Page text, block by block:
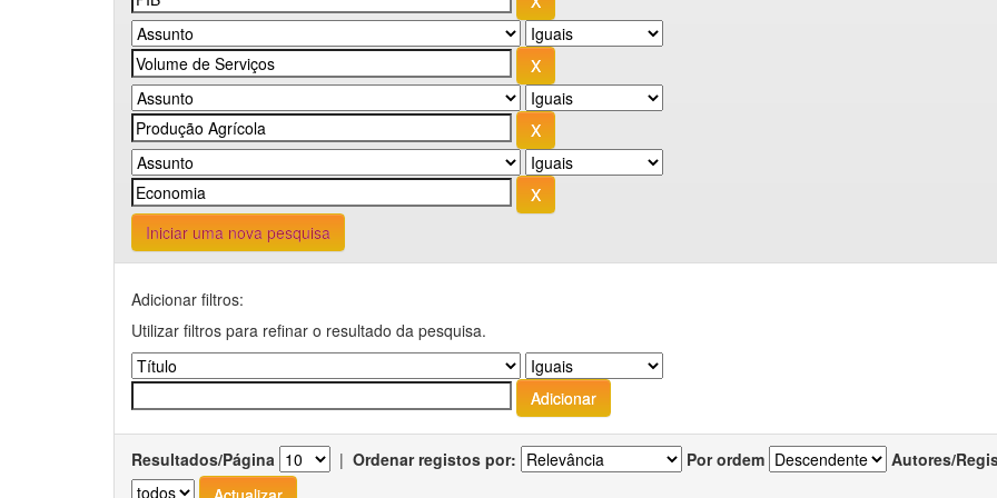
Iniciar uma nova pesquisa
Adicionar filtros:
Utilizar filtros para refinar o resultado da pesquisa.
Resultados/Página | Ordenar registos por: Por ordem Autores/